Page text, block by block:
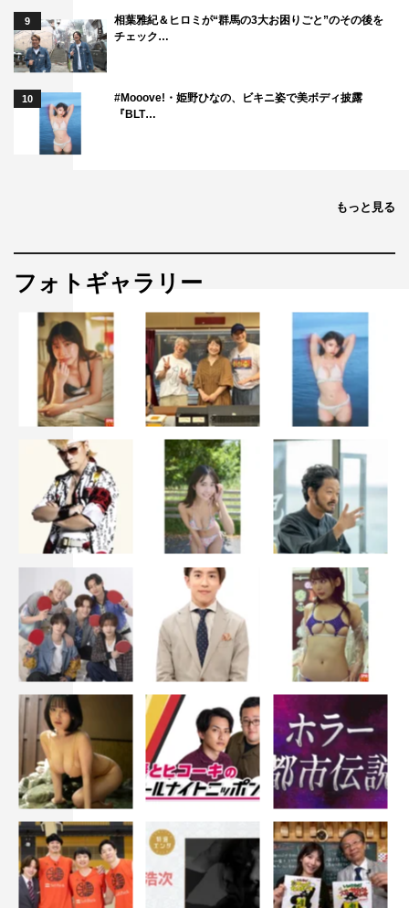
出演アーティスト：BOYNEXTDOOR
MC：菊池風磨（timelesz）、畑芽育
ナレーション：CRAZY COCO
©日本テレビ
9
相葉雅紀＆ヒロミが“群馬の3大お困りごと”のその後を
チェック…
10
#Mooove!・姫野ひなの、ビキニ姿で美ボディ披露
『BLT…
もっと見る
フォトギャラリー